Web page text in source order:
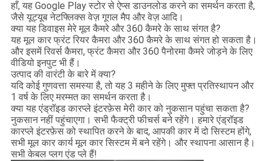
हाँ, यह Google Play स्टोर से ऐप्स डाउनलोड करने का समर्थन करता है,
जैसे यूट्यूब नेटफ्लिक्स वेज़ गूगल मैप और वेज़ आदि।
क्या यह डिवाइस मेरे मूल कैमरे और 360 कैमरे के साथ संगत है?
यह मूल कार फ्रंट रियर कैमरा और 360 कैमरे के साथ संगत हो सकता है।
और इसमें रिवर्स कैमरा, फ्रंट कैमरा और 360 पैनोरमा कैमरे जोड़ने के लिए
वीडियो इनपुट भी हैं।
उत्पाद की वारंटी के बारे में क्या?
यदि कोई गुणवत्ता समस्या है, तो यह 3 महीने के लिए मुफ्त प्रतिस्थापन और
1 वर्ष के लिए मरम्मत का समर्थन करता है।
क्या यह एंड्रॉइड कारप्ले इंटरफ़ेस मेरी कार को नुकसान पहुंचा सकता है?
नुकसान नहीं पहुंचाएगा। सभी फैक्ट्री फीचर्स बने रहेंगे। हमारे एंड्रॉइड
कारप्ले इंटरफ़ेस को स्थापित करने के बाद, आपकी कार में दो सिस्टम होंगे,
सभी मूल कार कार्य मूल कार सिस्टम में बने रहेंगे। और स्थापना आसान है।
सभी केबल प्लग एंड प्ले हैं!